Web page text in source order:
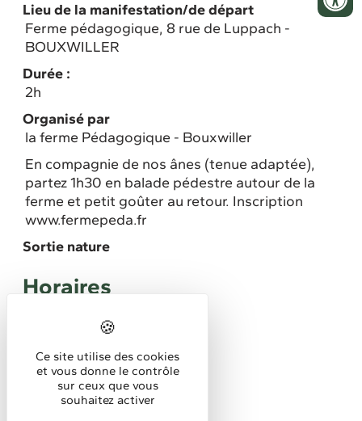
Lieu de la manifestation/de départ
Ferme pédagogique, 8 rue de Luppach -
BOUXWILLER
Durée :
2h
Organisé par
la ferme Pédagogique - Bouxwiller
En compagnie de nos ânes (tenue adaptée),
partez 1h30 en balade pédestre autour de la
ferme et petit goûter au retour. Inscription
www.fermepeda.fr
Sortie nature
Horaires
Horaires d'accueil :
Tarifs
Ce site utilise des cookies
et vous donne le contrôle
sur ceux que vous
souhaitez activer